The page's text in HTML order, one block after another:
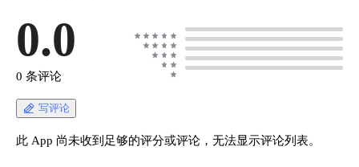
0.0
0 条评论
写评论
此 App 尚未收到足够的评分或评论，无法显示评论列表。